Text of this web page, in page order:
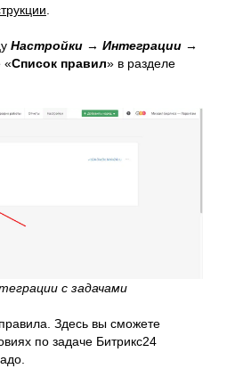
Настройки → Интеграции →
«Список правил» в разделе
с задачами
Здесь вы сможете
по задаче Битрикс24